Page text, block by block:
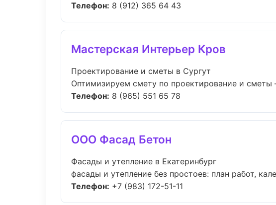
Телефон: 8 (912) 365 64 43
Мастерская Интерьер Кров
Проектирование и сметы в Сургут
Оптимизируем смету по проектирование и
Телефон: 8 (965) 551 65 78
ООО Фасад Бетон
Фасады и утепление в Екатеринбург
фасады и утепление без простоев: план работ,
Телефон: +7 (983) 172-51-11